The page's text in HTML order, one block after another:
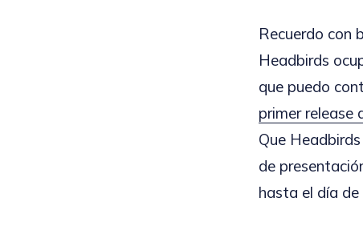
Recuerdo con
Headbirds
que puedo
primer release
Que
de
hasta el día